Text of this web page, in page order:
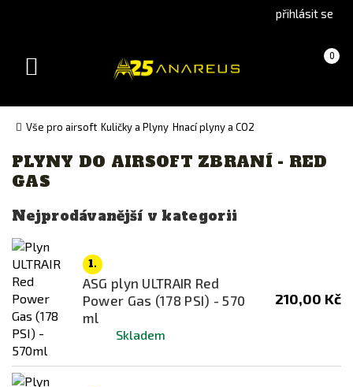
version(Slovak)
přihlásit se
Košík 0
(prázdný)
Toggle
Vše pro airsoft Kuličky a Plyny Hnací plyny a CO2
Výrobce
Nimrod
NUPROL
Specna Arms
Cena
152Kč
PLYNY DO AIRSOFT ZBRANÍ - RED
GAS
Nejprodávanější v kategorii
1.
ASG plyn ULTRAIR Red
Power Gas (178 PSI) - 570
ml
Skladem
210,00 Kč